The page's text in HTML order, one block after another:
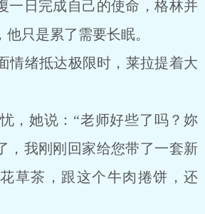
一日完成自己的使命，格林并
只是累了需要长眠。
绪抵达极限时，莱拉提着大
她说：“老师好些了吗？妳
，我刚刚回家给您带了一套新
草茶，跟这个牛肉捲饼，还